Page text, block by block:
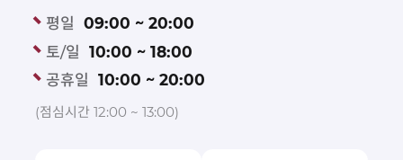
평일 09:00 ~ 20:00
토/일 10:00 ~ 18:00
공휴일 10:00 ~ 20:00
(점심시간 12:00 ~ 13:00)